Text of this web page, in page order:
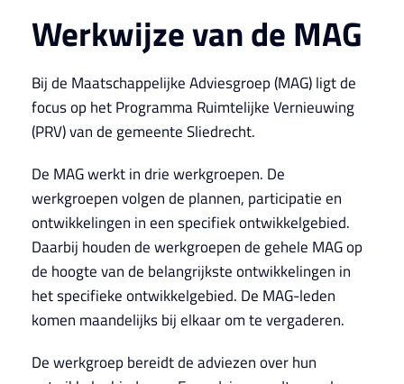
Werkwijze van de MAG
Bij de Maatschappelijke Adviesgroep (MAG) ligt de
focus op het Programma Ruimtelijke Vernieuwing
(PRV) van de gemeente Sliedrecht.
De MAG werkt in drie werkgroepen. De
werkgroepen volgen de plannen, participatie en
ontwikkelingen in een specifiek ontwikkelgebied.
Daarbij houden de werkgroepen de gehele MAG op
de hoogte van de belangrijkste ontwikkelingen in
het specifieke ontwikkelgebied. De MAG-leden
komen maandelijks bij elkaar om te vergaderen.
De werkgroep bereidt de adviezen over hun